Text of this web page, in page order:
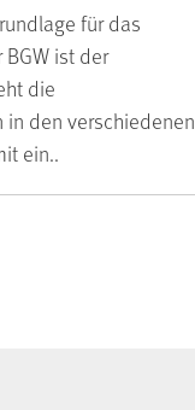
für das
ist der
die
in den verschiedenen
ein..